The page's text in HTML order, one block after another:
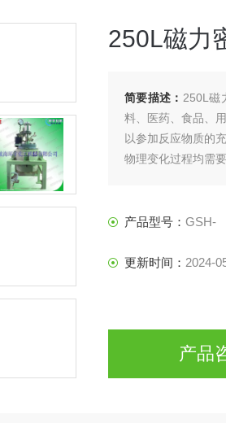
250L磁力
简要描述： 250L磁
料、医药、食品、
以参加反应物质的
物理变化过程均需
产品型号： GSH-
更新时间： 2024-
产品